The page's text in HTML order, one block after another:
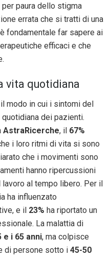
paura dello stigma
errata che si tratti di una
fondamentale far sapere ai
efficaci e che
vita quotidiana
modo in cui i sintomi del
dei pazienti.
AstraRicerche, il 67%
i loro ritmi di vita si sono
che i movimenti sono
hanno ripercussioni
al tempo libero. Per il
ha influenzato
e il 23% ha riportato un
La malattia di
e i 65 anni, ma colpisce
di persone sotto i 45-50